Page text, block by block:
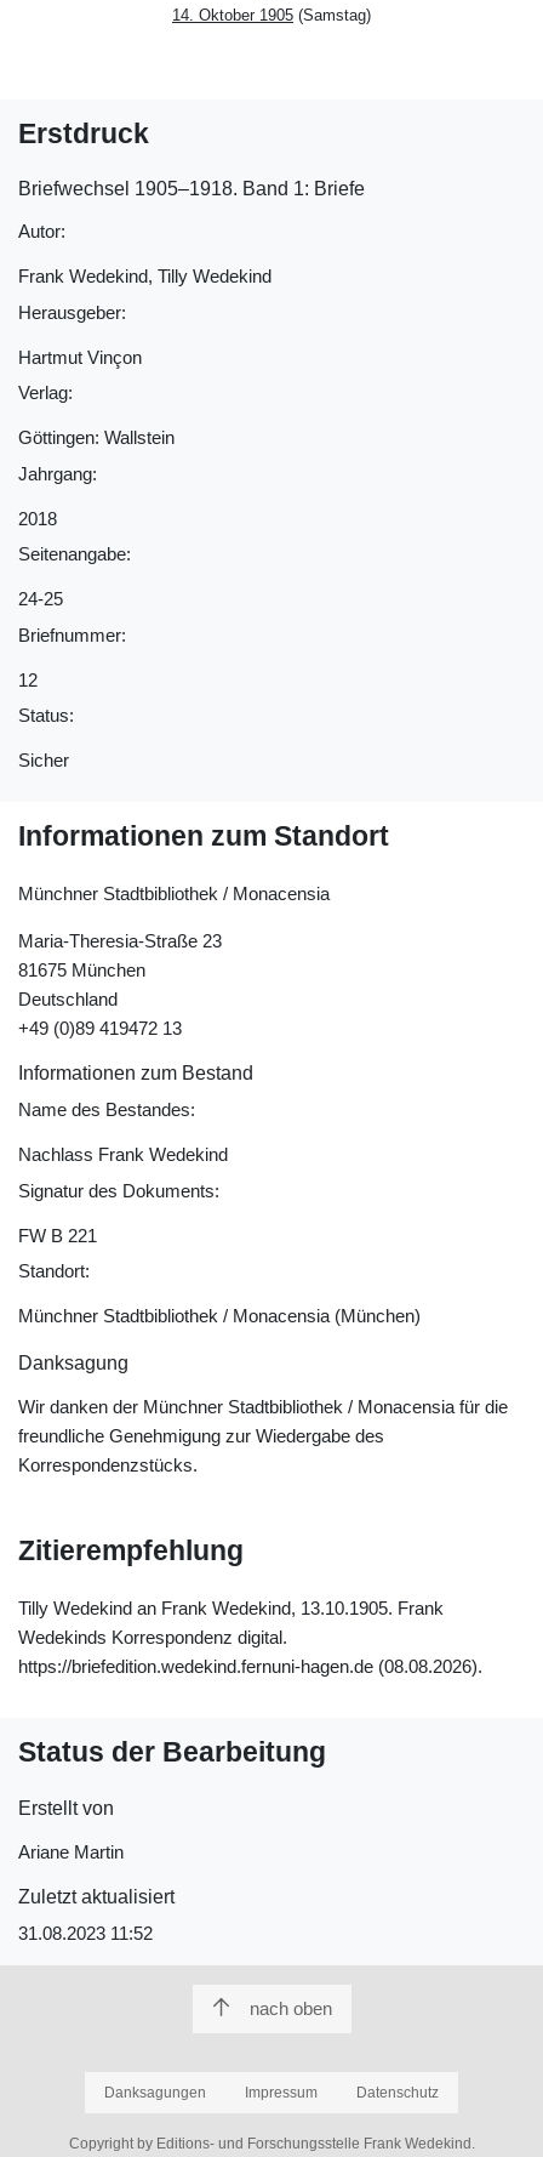
14. Oktober 1905 (Samstag)
Erstdruck
Briefwechsel 1905‒1918. Band 1: Briefe
Autor:
Frank Wedekind, Tilly Wedekind
Herausgeber:
Hartmut Vinçon
Verlag:
Göttingen: Wallstein
Jahrgang:
2018
Seitenangabe:
24-25
Briefnummer:
12
Status:
Sicher
Informationen zum Standort
Münchner Stadtbibliothek / Monacensia
Maria-Theresia-Straße 23
81675 München
Deutschland
+49 (0)89 419472 13
Informationen zum Bestand
Name des Bestandes:
Nachlass Frank Wedekind
Signatur des Dokuments:
FW B 221
Standort:
Münchner Stadtbibliothek / Monacensia (München)
Danksagung
Wir danken der Münchner Stadtbibliothek / Monacensia für die
freundliche Genehmigung zur Wiedergabe des
Korrespondenzstücks.
Zitierempfehlung
Tilly Wedekind an Frank Wedekind, 13.10.1905. Frank
Wedekinds Korrespondenz digital.
https://briefedition.wedekind.fernuni-hagen.de (08.08.2026).
Status der Bearbeitung
Erstellt von
Ariane Martin
Zuletzt aktualisiert
31.08.2023 11:52
nach oben
Danksagungen Impressum Datenschutz
Copyright by Editions- und Forschungsstelle Frank Wedekind.